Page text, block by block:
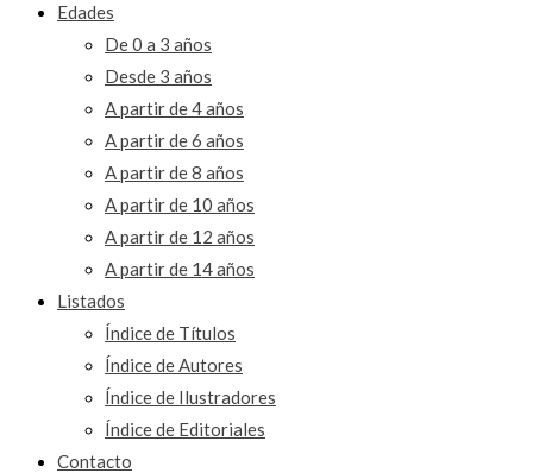
Edades
De 0 a 3 años
Desde 3 años
A partir de 4 años
A partir de 6 años
A partir de 8 años
A partir de 10 años
A partir de 12 años
A partir de 14 años
Listados
Índice de Títulos
Índice de Autores
Índice de Ilustradores
Índice de Editoriales
Contacto